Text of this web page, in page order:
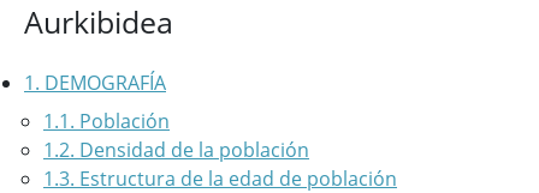
Aurkibidea
1. DEMOGRAFÍA
1.1. Población
1.2. Densidad de la población
1.3. Estructura de la edad de población